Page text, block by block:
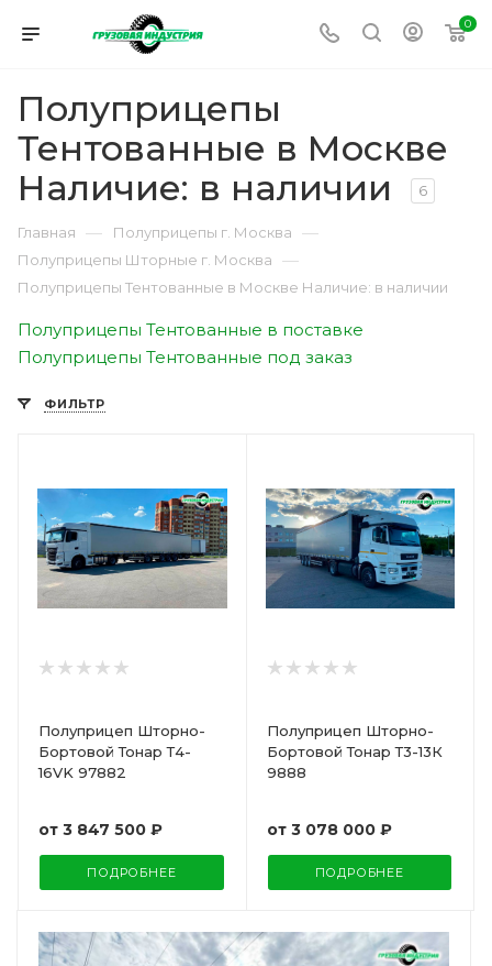
0
Полуприцепы
Тентованные в Москве
Наличие: в наличии
6
Главная — Полуприцепы г. Москва —
Полуприцепы Шторные г. Москва —
Полуприцепы Тентованные в Москве Наличие: в наличии
Полуприцепы Тентованные в поставке
Полуприцепы Тентованные под заказ
ФИЛЬТР
Полуприцеп Шторно-
Бортовой Тонар Т4-
16VK 97882
от 3 847 500 ₽
ПОДРОБНЕЕ
Полуприцеп Шторно-
Бортовой Тонар Т3-13К
9888
от 3 078 000 ₽
ПОДРОБНЕЕ